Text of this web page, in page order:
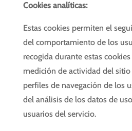
Cookies analíticas:
Estas cookies permiten el
del comportamiento de los
recogida durante estas
medición de actividad del
perfiles de navegación de los
del análisis de los datos de
usuarios del servicio.